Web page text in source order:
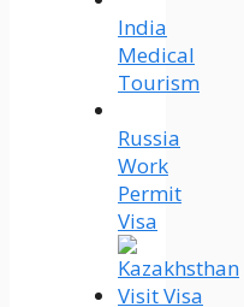
India
Medical
Tourism
Russia
Work
Permit
Visa